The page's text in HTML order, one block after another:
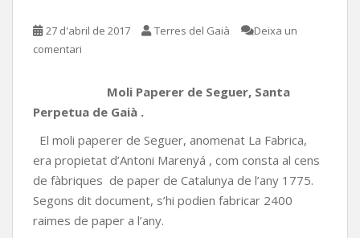
27 d'abril de 2017 Terres del Gaià
Deixa un
comentari
Moli Paperer de Seguer, Santa
Perpetua de Gaià .
El moli paperer de Seguer, anomenat La Fabrica,
era propietat d’Antoni Marenyá , com consta al cens
de fàbriques de paper de Catalunya de l’any 1775.
Segons dit document, s’hi podien fabricar 2400
raimes de paper a l’any.